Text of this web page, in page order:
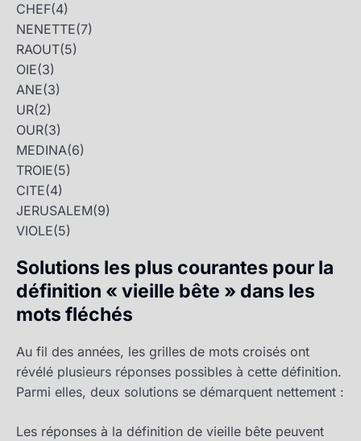
CHEF(4)
NENETTE(7)
RAOUT(5)
OIE(3)
ANE(3)
UR(2)
OUR(3)
MEDINA(6)
TROIE(5)
CITE(4)
JERUSALEM(9)
VIOLE(5)
Solutions les plus courantes pour la
définition « vieille bête » dans les
mots fléchés
Au fil des années, les grilles de mots croisés ont
révélé plusieurs réponses possibles à cette définition.
Parmi elles, deux solutions se démarquent nettement :
Les réponses à la définition de vieille bête peuvent